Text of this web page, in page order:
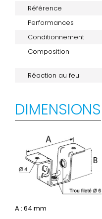
Référence
Performances
Conditionnement
Composition
Réaction au feu
DIMENSIONS
A : 64 mm